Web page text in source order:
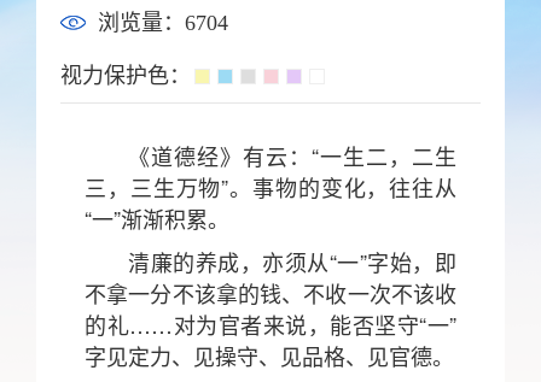
浏览量： 6704
视力保护色：
《道德经》有云：“一生二，二生
三，三生万物”。事物的变化，往往从
“一”渐渐积累。
清廉的养成，亦须从“一”字始，即
不拿一分不该拿的钱、不收一次不该收
的礼……对为官者来说，能否坚守“一”
字见定力、见操守、见品格、见官德。